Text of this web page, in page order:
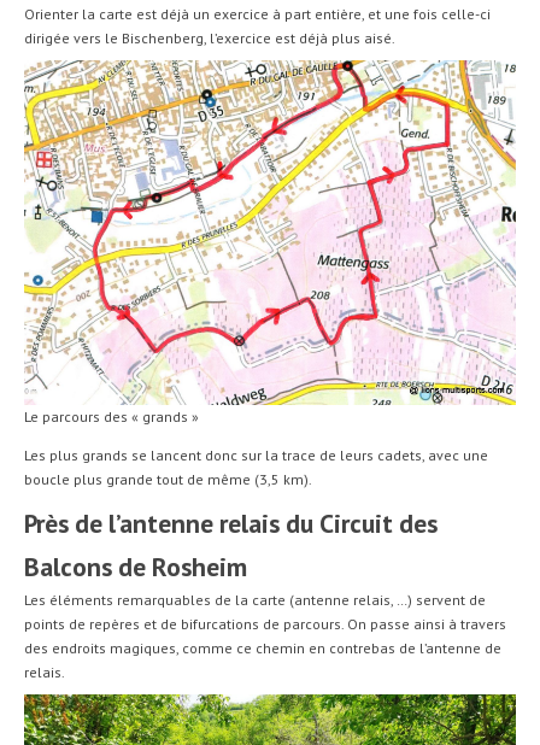
Orienter la carte est déjà un exercice à part entière, et une fois celle-ci
dirigée vers le Bischenberg, l’exercice est déjà plus aisé.
Le parcours des « grands »
Les plus grands se lancent donc sur la trace de leurs cadets, avec une
boucle plus grande tout de même (3,5 km).
Près de l’antenne relais du Circuit des
Balcons de Rosheim
Les éléments remarquables de la carte (antenne relais, …) servent de
points de repères et de bifurcations de parcours. On passe ainsi à travers
des endroits magiques, comme ce chemin en contrebas de l’antenne de
relais.